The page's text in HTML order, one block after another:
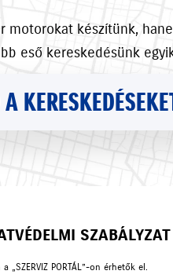
motorokat készítünk,
eső kereskedésünk
SZABÁLYZAT
PORTÁL”-on érhetők el.